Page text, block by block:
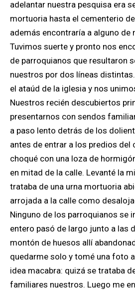
adelantar nuestra pesquisa era
mortuoria hasta el cementerio
además encontraría a alguno de
Tuvimos suerte y pronto nos
de parroquianos que resultaron
nuestros por dos líneas
el ataúd de la iglesia y nos
Nuestros recién descubiertos
presentarnos con sendos
a paso lento detrás de los
antes de entrar a los predios del
choqué con una loza de
en mitad de la calle. Levanté la
trataba de una urna mortuoria
arrojada a la calle como
Ninguno de los parroquianos se
entero pasó de largo junto a las
montón de huesos allí
quedarme solo y tomé una foto
idea macabra: quizá se trataba
familiares nuestros. Luego me